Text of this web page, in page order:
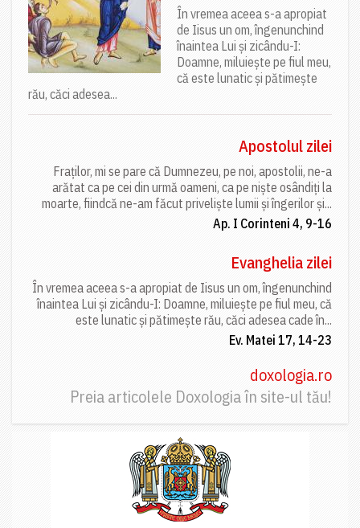
În vremea aceea s-a apropiat
de Iisus un om, îngenunchind
înaintea Lui și zicându-I:
Doamne, miluiește pe fiul meu,
că este lunatic și pătimește
rău, căci adesea...
Apostolul zilei
Fraților, mi se pare că Dumnezeu, pe noi, apostolii, ne-a
arătat ca pe cei din urmă oameni, ca pe niște osândiți la
moarte, fiindcă ne-am făcut priveliște lumii și îngerilor și...
Ap. I Corinteni 4, 9-16
Evanghelia zilei
În vremea aceea s-a apropiat de Iisus un om, îngenunchind
înaintea Lui și zicându-I: Doamne, miluiește pe fiul meu, că
este lunatic și pătimește rău, căci adesea cade în...
Ev. Matei 17, 14-23
doxologia.ro
Preia articolele Doxologia în site-ul tău!